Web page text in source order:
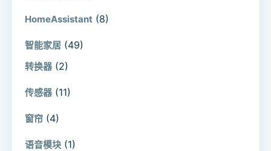
HomeAssistant (8)
智能家居 (49)
转换器 (2)
传感器 (11)
窗帘 (4)
语音模块 (1)